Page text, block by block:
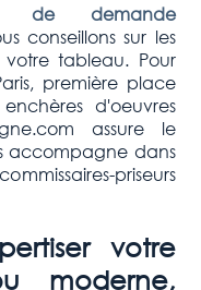
de demande
conseillons sur les
tableau. Pour
première place
d'oeuvres
assure le
accompagne dans
priseurs
votre
moderne,